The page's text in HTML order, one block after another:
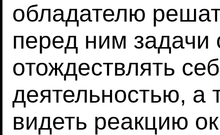
обладателю
перед ним задачи
отождествлять
деятельностью, а
видеть реакцию